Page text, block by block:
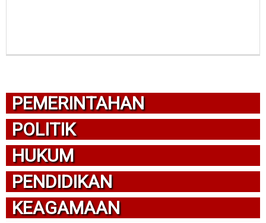
PEMERINTAHAN
POLITIK
HUKUM
PENDIDIKAN
KEAGAMAAN